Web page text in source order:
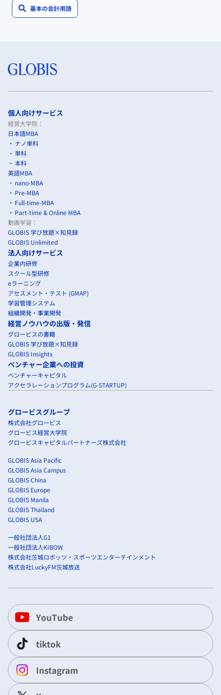
基本の会計用語
個人向けサービス
経営大学院：
日本語MBA
ナノ単科
単科
本科
英語MBA
nano-MBA
Pre-MBA
Full-time-MBA
Part-time & Online MBA
動画学習：
GLOBIS 学び放題×知見録
GLOBIS Unlimited
法人向けサービス
企業内研修
スクール型研修
eラーニング
アセスメント・テスト (GMAP)
学習管理システム
組織開発・事業開発
経営ノウハウの出版・発信
グロービスの書籍
GLOBIS 学び放題×知見録
GLOBIS Insights
ベンチャー企業への投資
ベンチャーキャピタル
アクセラレーションプログラム(G-STARTUP)
グロービスグループ
株式会社グロービス
グロービス経営大学院
グロービスキャピタルパートナーズ株式会社
GLOBIS Asia Pacific
GLOBIS Asia Campus
GLOBIS China
GLOBIS Europe
GLOBIS Manila
GLOBIS Thailand
GLOBIS USA
一般社団法人G1
一般社団法人KIBOW
株式会社茨城ロボッツ・スポーツエンターテインメント
株式会社LuckyFM茨城放送
YouTube
tiktok
Instagram